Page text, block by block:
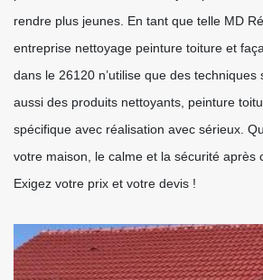
rendre plus jeunes. En tant que telle MD
entreprise nettoyage peinture toiture et
dans le 26120 n’utilise que des techniques
aussi des produits nettoyants, peinture
spécifique avec réalisation avec sérieux.
votre maison, le calme et la sécurité après
Exigez votre prix et votre devis !